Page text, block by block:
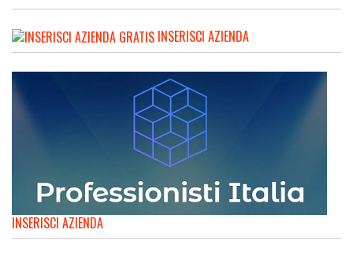
INSERISCI AZIENDA
INSERISCI AZIENDA